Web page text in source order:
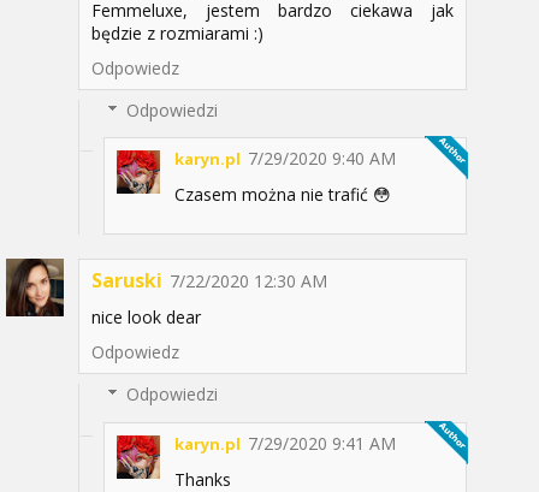
Femmeluxe, jestem bardzo ciekawa jak
będzie z rozmiarami :)
Odpowiedz
Odpowiedzi
karyn.pl 7/29/2020 9:40 AM
Czasem można nie trafić 😳
Saruski 7/22/2020 12:30 AM
nice look dear
Odpowiedz
Odpowiedzi
karyn.pl 7/29/2020 9:41 AM
Thanks